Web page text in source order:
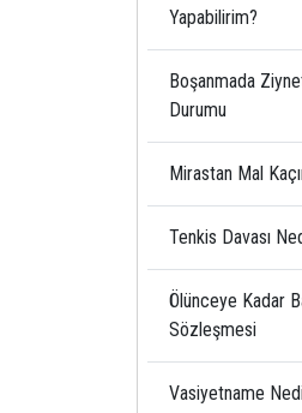
Yapabilirim?
Boşanmada
Durumu
Mirastan Mal
Tenkis Davası
Ölünceye Kadar
Sözleşmesi
Vasiyetname